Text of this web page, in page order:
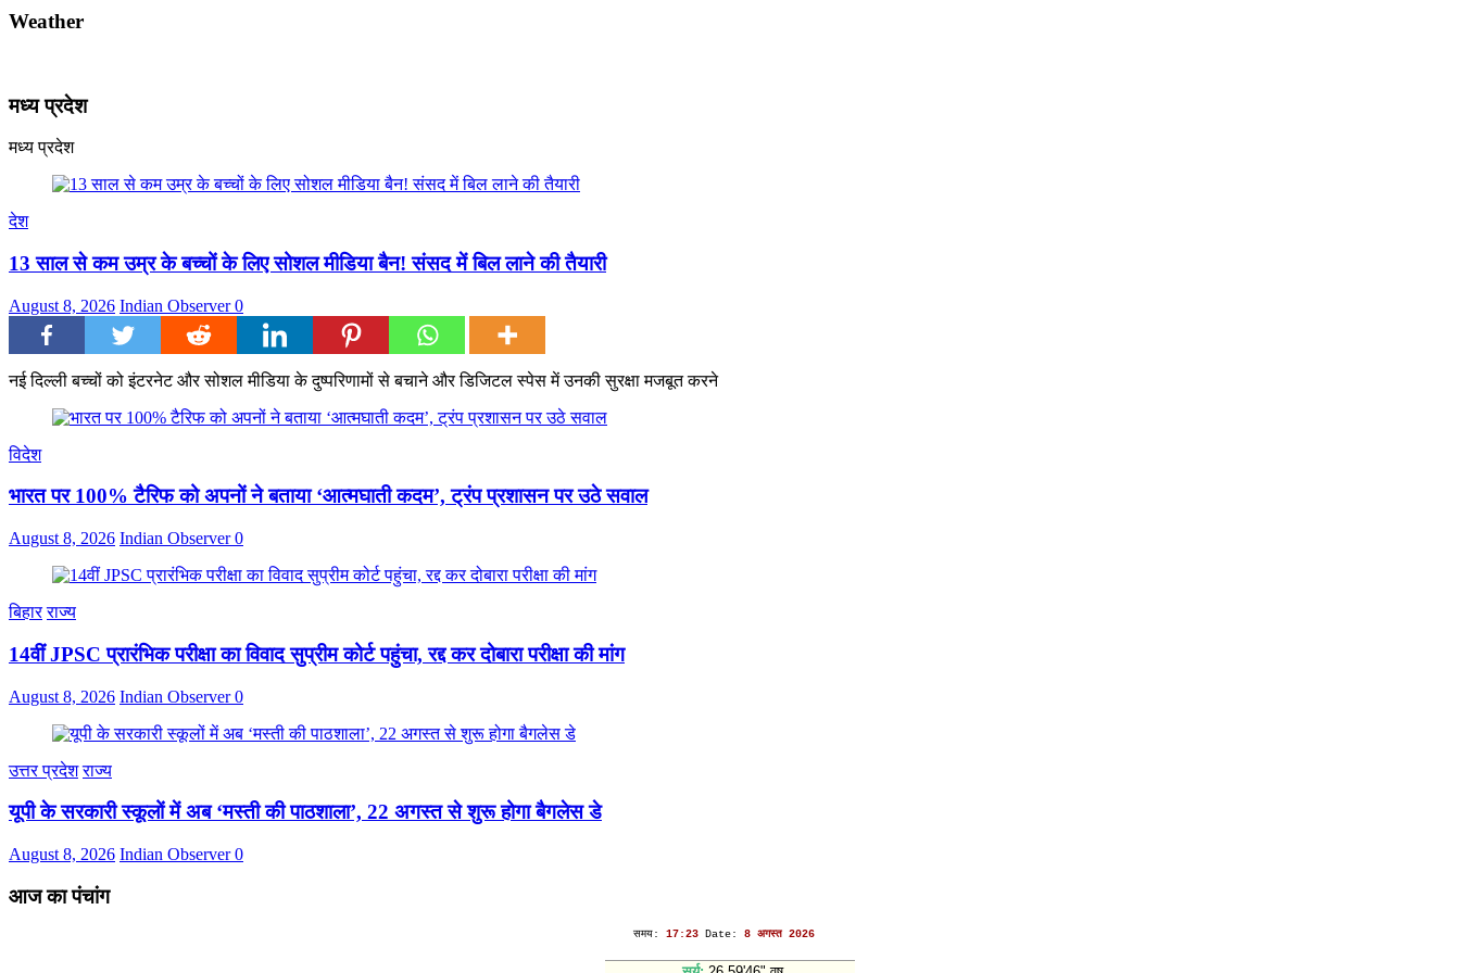
Weather
मध्य प्रदेश
मध्य प्रदेश
देश
13 साल से कम उम्र के बच्चों के लिए सोशल मीडिया बैन! संसद में बिल लाने की तैयारी
August 8, 2026 Indian Observer0
नई दिल्ली बच्चों को इंटरनेट और सोशल मीडिया के दुष्परिणामों से बचाने और डिजिटल स्पेस में उनकी सुरक्षा मजबूत करने
विदेश
भारत पर 100% टैरिफ को अपनों ने बताया ‘आत्मघाती कदम’, ट्रंप प्रशासन पर उठे सवाल
August 8, 2026 Indian Observer0
बिहार राज्य
14वीं JPSC प्रारंभिक परीक्षा का विवाद सुप्रीम कोर्ट पहुंचा, रद्द कर दोबारा परीक्षा की मांग
August 8, 2026 Indian Observer0
उत्तर प्रदेश राज्य
यूपी के सरकारी स्कूलों में अब ‘मस्ती की पाठशाला’, 22 अगस्त से शुरू होगा बैगलेस डे
August 8, 2026 Indian Observer0
आज का पंचांग